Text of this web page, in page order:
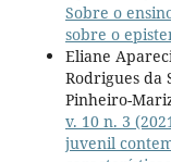
Sobre o
sobre o
Eliane
Rodrigues da
Pinheiro-
v. 10 n. 3
juvenil